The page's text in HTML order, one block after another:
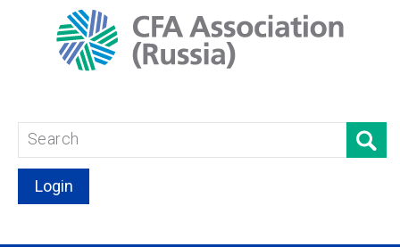
Login